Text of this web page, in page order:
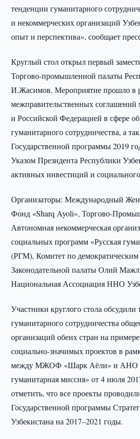
тенденции гуманитарного
и некоммерческих организаций
опыт и перспектива», сообщает
Круглый стол открыл первый
Торгово-промышленной палаты
И.Жасимов. Мероприятие прошло в
межправительственных
и Российской Федерацией в сфере
гуманитарного сотрудничества, а
Государственной программы 2019
Указом Президента Республики
активных инвестиций и
Организаторы: Международный
Фонд «Sharq Ayoli», Торгово-
Автономная некоммерческая
социальных программ «Русская
(РГМ), Комитет по демократическим
Законодательной палаты Олий
Национальная Ассоциация ННО
Участники круглого стола обсудили
гуманитарного сотрудничества
организаций обеих стран на
социально-значимых проектов в
между МЖОФ «Шарк Аёли» и АНО
гуманитарная миссия» от 4 июля
отметить, что все проекты
Государственной программы
Узбекистана на 2017–2021 годы.